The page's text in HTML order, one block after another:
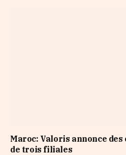
Maroc: Valoris annonce
de trois filiales